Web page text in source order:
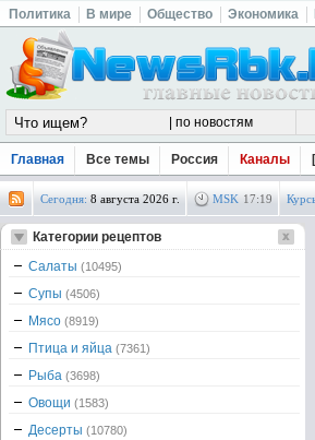
Политика В мире Общество Экономика
Главная Все темы Россия Каналы
Сегодня: 8 августа 2026 г. MSK 17:19
Категории рецептов
Салаты (10495)
Супы (4506)
Мясо (8919)
Птица и яйца (7361)
Рыба (3698)
Овощи (1583)
Десерты (10780)